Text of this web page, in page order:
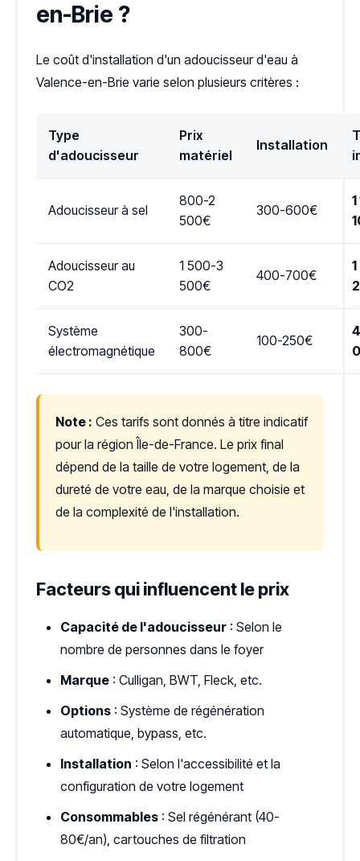
en-Brie ?
Le coût d'installation d'un adoucisseur d'eau à
Valence-en-Brie varie selon plusieurs critères :
Type
d'adoucisseur
Prix
matériel
Installation
Adoucisseur à sel
800-2
500€
300-600€
Adoucisseur au
CO2
1 500-3
500€
400-700€
Système
électromagnétique
300-
800€
100-250€
Note : Ces tarifs sont donnés à titre indicatif
pour la région Île-de-France. Le prix final
dépend de la taille de votre logement, de la
dureté de votre eau, de la marque choisie et
de la complexité de l'installation.
Facteurs qui influencent le prix
Capacité de l'adoucisseur : Selon le
nombre de personnes dans le foyer
Marque : Culligan, BWT, Fleck, etc.
Options : Système de régénération
automatique, bypass, etc.
Installation : Selon l'accessibilité et la
configuration de votre logement
Consommables : Sel régénérant (40-
80€/an), cartouches de filtration